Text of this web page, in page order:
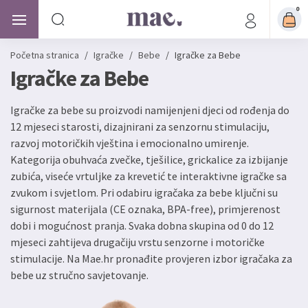
0
Početna stranica / Igračke / Bebe / Igračke za Bebe
Igračke za Bebe
Igračke za bebe su proizvodi namijenjeni djeci od rođenja do
12 mjeseci starosti, dizajnirani za senzornu stimulaciju,
razvoj motoričkih vještina i emocionalno umirenje.
Kategorija obuhvaća zvečke, tješilice, grickalice za izbijanje
zubića, viseće vrtuljke za krevetić te interaktivne igračke sa
zvukom i svjetlom. Pri odabiru igračaka za bebe ključni su
sigurnost materijala (CE oznaka, BPA-free), primjerenost
dobi i mogućnost pranja. Svaka dobna skupina od 0 do 12
mjeseci zahtijeva drugačiju vrstu senzorne i motoričke
stimulacije. Na Mae.hr pronađite provjeren izbor igračaka za
bebe uz stručno savjetovanje.